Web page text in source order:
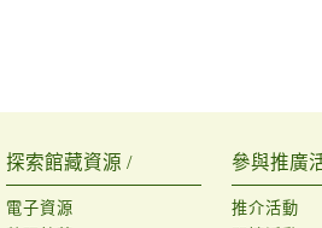
探索館藏資源 /
電子資源
參與推廣
推介活動